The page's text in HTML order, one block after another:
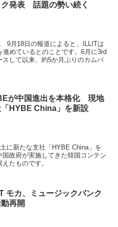
発表 話題の勢い続く
9月18日の報道によると、ILLITは
めているとのことです。6月に3rd
して以来、約5か月ぶりのカムバ
が中国進出を本格化 現地
HYBE China」を新設
に新たな支社「HYBE China」を
政府が実施してきた韓国コンテン
たものです。
モカ、ミュージックバンク
再開